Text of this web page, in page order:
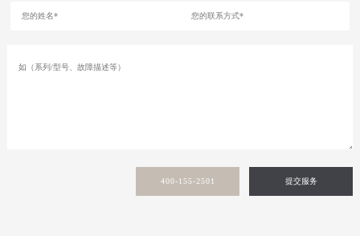
400-155-2501 提交服务